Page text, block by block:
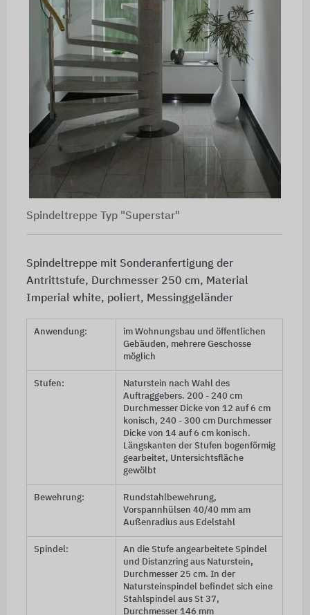
Spindeltreppe Typ "Superstar"
Spindeltreppe mit Sonderanfertigung der
Antrittstufe, Durchmesser 250 cm, Material
Imperial white, poliert, Messinggeländer
Anwendung:
im Wohnungsbau und öffentlichen
Gebäuden, mehrere Geschosse
möglich
Stufen:
Naturstein nach Wahl des
Auftraggebers. 200 - 240 cm
Durchmesser Dicke von 12 auf6 cm
konisch, 240 - 300 cmDurchmesser
Dicke von 14 auf6 cmkonisch.
Längskanten der Stufen bogenförmig
gearbeitet, Untersichtsfläche
gewölbt
Bewehrung:
Rundstahlbewehrung,
Vorspannhülsen 40/40 mmam
Außenradius aus Edelstahl
Spindel:
An die Stufe angearbeitete Spindel
und Distanzring aus Naturstein,
Durchmesser 25 cm. In der
Natursteinspindel befindet sich eine
Stahlspindel aus St 37,
Durchmesser 146 mm